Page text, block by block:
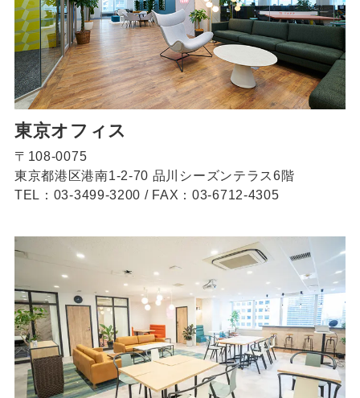
東京オフィス
〒108-0075
東京都港区港南1-2-70 品川シーズンテラス6階
TEL：03-3499-3200 / FAX：03-6712-4305